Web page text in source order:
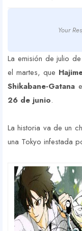
Your
La emisión de julio
el martes, que
Shikabane-Gatana
26 de junio.
La historia va de un
una Tokyo infestada